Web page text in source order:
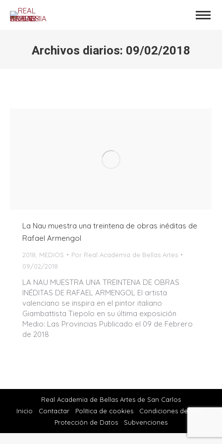
Archivos diarios: 09/02/2018
La Nau muestra una treintena de obras inéditas de
Rafael Armengol
2018 MEDIOS Por Real Academia de Bellas Artes
09/02/2018
LA NAU MUESTRA UNA TREINTENA DE OBRAS
INÉDITAS DE RAFAEL ARMENGOL El artista
valenciano se inspira en el pintor italiano
Giambattista Tiepolo en su última exposición
Medio: Las Provincias Publicado el 09 de Febrero
de 2018
Real Academia de Bellas Artes de San Carlos
Inicio
Contactar Política de cookies
Condiciones de Uso
Protección de Datos
Subvenciones